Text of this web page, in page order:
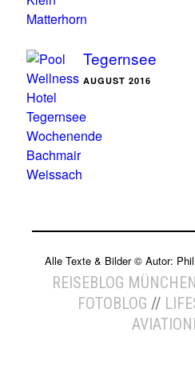
Tegernsee
AUGUST 2016
Alle Texte & Bilder © Autor:
REISEBLOG MÜNCHEN
FOTOBLOG //